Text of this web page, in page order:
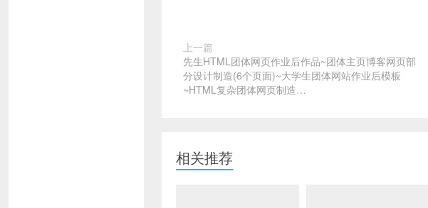
上一篇
先生HTML团体网页作业后作品~团体主页博客网页部
分设计制造(6个页面)~大学生团体网站作业后模板
~HTML复杂团体网页制造…
相关推荐